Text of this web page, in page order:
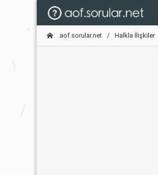
aof.sorular.net Halkla İlişkiler